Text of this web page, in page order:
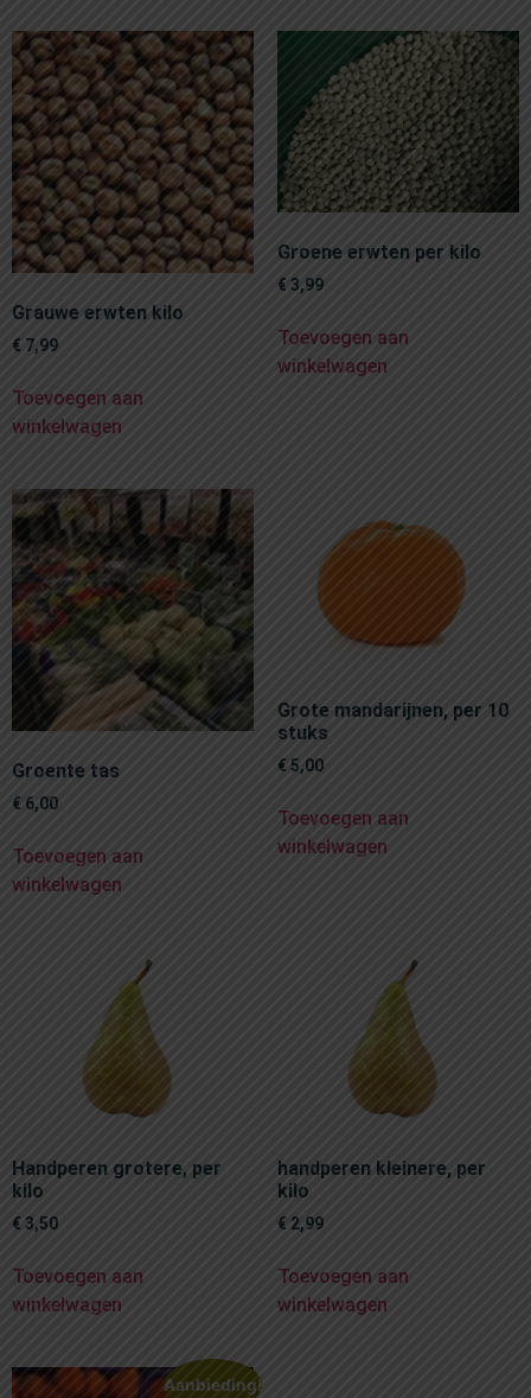
Grauwe erwten kilo
€ 7,99
Toevoegen aan
winkelwagen
Groene erwten per kilo
€ 3,99
Toevoegen aan
winkelwagen
Groente tas
€ 6,00
Toevoegen aan
winkelwagen
Grote mandarijnen, per 10
stuks
€5,00
Toevoegen aan
winkelwagen
Handperen grotere, per
kilo
€ 3,50
Toevoegen aan
winkelwagen
handperen kleinere, per
kilo
€ 2,99
Toevoegen aan
winkelwagen
Aanbieding!